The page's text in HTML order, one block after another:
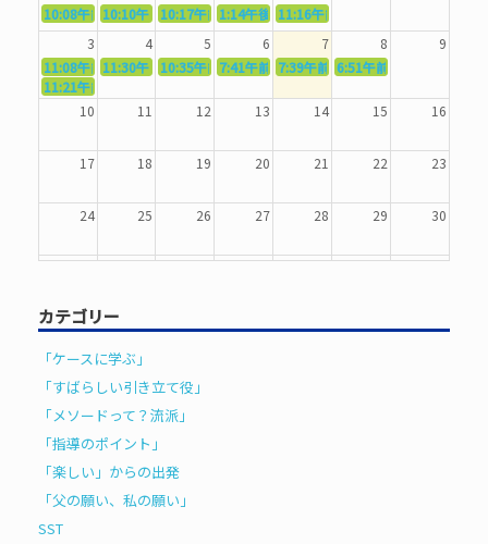
10:08午前
5362．～国語力を〜
10:10午前5363．～自信を〜
10:17午前 5364．～信じて待つ〜
1:14午後 5365．～計画的に〜
11:16午前
3
4 5 6 7 8
9
11:08午前
5367．～機能を育てる〜
11:30午前5369．～歌唱造形〜
10:35午前 5370．～バランスを〜
7:41午前 5371．～漢字学習〜
7:39午前 5372．～一歩引く〜
6:51午前
11:21午前
10
11 12 13 14 15 16
17 18 19 20 21 22 23
24 25 26 27 28 29 30
31 1 2 3 4 5 6
カテゴリー
「ケースに学ぶ」
「すばらしい引き立て役」
「メソードって？流派」
「指導のポイント」
「楽しい」からの出発
「父の願い、私の願い」
SST